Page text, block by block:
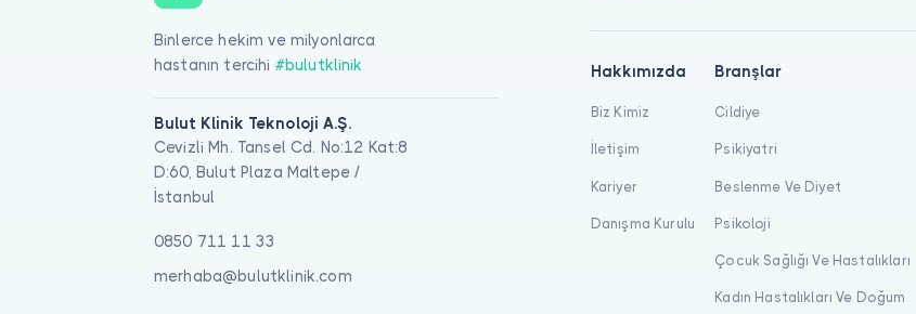
Binlerce hekim ve milyonlarca
hastanın tercihi #bulutklinik
Bulut Klinik Teknoloji A.Ş.
Cevizli Mh. Tansel Cd. No:12 Kat:8
D:60, Bulut Plaza Maltepe /
İstanbul
0850 711 11 33
merhaba@bulutklinik.com
Hakkımızda
Biz Kimiz
İletişim
Kariyer
Danışma Kurulu
Branşlar
Cildiye
Psikiyatri
Beslenme Ve Diyet
Psikoloji
Çocuk Sağlığı Ve Hastalıkları
Kadın Hastalıkları Ve Doğum